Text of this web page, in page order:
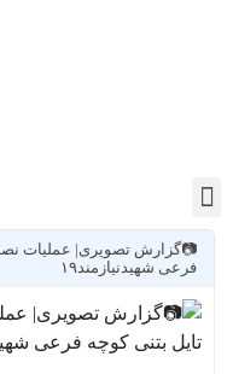
📷گزارش تصویری| عملیات
فرعی شهیدنیازمند۱۹